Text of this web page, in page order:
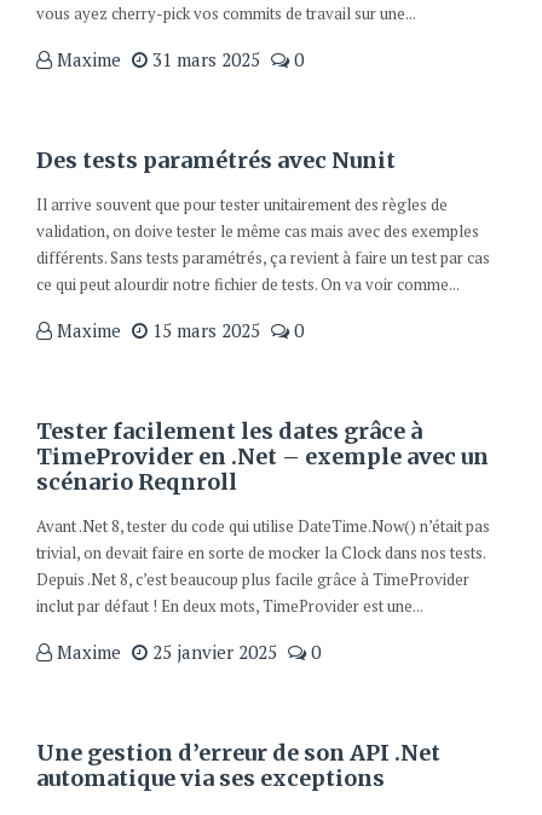
vous ayez cherry-pick vos commits de travail sur une...
Maxime 31 mars 2025 0
Des tests paramétrés avec Nunit
Il arrive souvent que pour tester unitairement des règles de
validation, on doive tester le même cas mais avec des exemples
différents. Sans tests paramétrés, ça revient à faire un test par cas
ce qui peut alourdir notre fichier de tests. On va voir comme...
Maxime 15 mars 2025 0
Tester facilement les dates grâce à
TimeProvider en .Net – exemple avec un
scénario Reqnroll
Avant .Net 8, tester du code qui utilise DateTime.Now() n’était pas
trivial, on devait faire en sorte de mocker la Clock dans nos tests.
Depuis .Net 8, c’est beaucoup plus facile grâce à TimeProvider
inclut par défaut ! En deux mots, TimeProvider est une...
Maxime 25 janvier 2025 0
Une gestion d’erreur de son API .Net
automatique via ses exceptions